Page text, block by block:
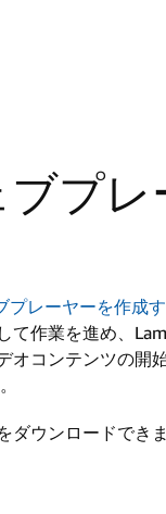
ブプ
プレーヤーを作成
作業を進め、
オコンテンツの開
ウンロードできま